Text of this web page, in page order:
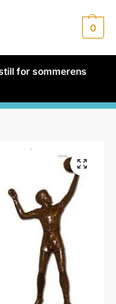
0
for sommerens